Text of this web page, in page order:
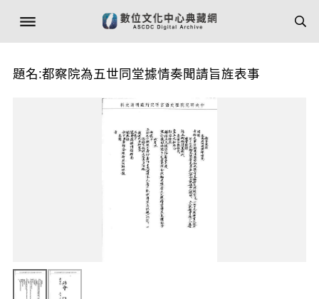
題名:都察院為五世同堂據情奏聞請旨旌表事